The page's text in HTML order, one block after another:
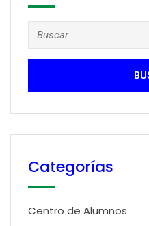
Buscar:
Categorías
Centro de Alumnos